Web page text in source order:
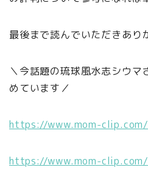
最後まで読んでいただきあり
＼今話題の琉球風水志シウマ
めています／
https://www.mom-clip.com/
https://www.mom-clip.com/